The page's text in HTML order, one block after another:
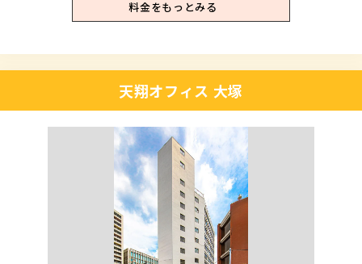
料金をもっとみる
天翔オフィス 大塚